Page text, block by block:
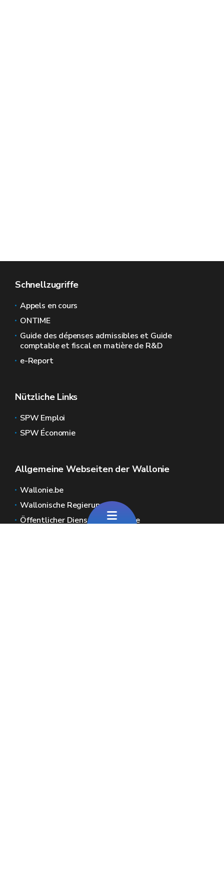
Schnellzugriffe
Appels en cours
ONTIME
Guide des dépenses admissibles et Guide
comptable et fiscal en matière de R&D
e-Report
Nützliche Links
SPW Emploi
SPW Économie
Allgemeine Webseiten der Wallonie
Wallonie.be
Wallonische Regierung
Öffentlicher Dienst der Wallonie